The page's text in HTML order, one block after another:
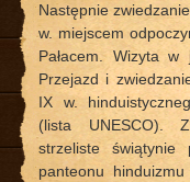
Następnie
w. miejscem
Pałacem. Wizyta w
Przejazd i
IX w.
(lista UNESCO).
strzeliste świątynie
panteonu